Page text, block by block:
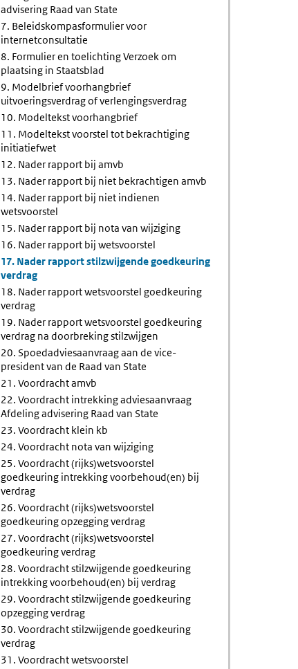
advisering Raad van State
7. Beleidskompasformulier voor
internetconsultatie
8. Formulier en toelichting Verzoek om
plaatsing in Staatsblad
9. Modelbrief voorhangbrief
uitvoeringsverdrag of verlengingsverdrag
10. Modeltekst voorhangbrief
11. Modeltekst voorstel tot bekrachtiging
initiatiefwet
12. Nader rapport bij amvb
13. Nader rapport bij niet bekrachtigen amvb
14. Nader rapport bij niet indienen
wetsvoorstel
15. Nader rapport bij nota van wijziging
16. Nader rapport bij wetsvoorstel
17. Nader rapport stilzwijgende goedkeuring
verdrag
18. Nader rapport wetsvoorstel goedkeuring
verdrag
19. Nader rapport wetsvoorstel goedkeuring
verdrag na doorbreking stilzwijgen
20. Spoedadviesaanvraag aan de vice-
president van de Raad van State
21. Voordracht amvb
22. Voordracht intrekking adviesaanvraag
Afdeling advisering Raad van State
23. Voordracht klein kb
24. Voordracht nota van wijziging
25. Voordracht (rijks)wetsvoorstel
goedkeuring intrekking voorbehoud(en) bij
verdrag
26. Voordracht (rijks)wetsvoorstel
goedkeuring opzegging verdrag
27. Voordracht (rijks)wetsvoorstel
goedkeuring verdrag
28. Voordracht stilzwijgende goedkeuring
intrekking voorbehoud(en) bij verdrag
29. Voordracht stilzwijgende goedkeuring
opzegging verdrag
30. Voordracht stilzwijgende goedkeuring
verdrag
31. Voordracht wetsvoorstel